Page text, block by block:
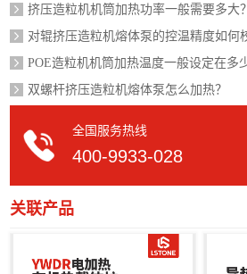
挤压造粒机机筒加热功率一般需要多大？
双螺杆挤压造粒机熔体泵怎么加热？
全国服务热线
400-9933-028
关联产品